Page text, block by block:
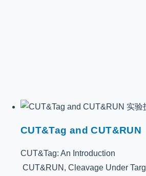
实验
CUT&Tag and CUT&RUN
CUT&Tag: An Introduction
CUT&RUN, Cleavage Under